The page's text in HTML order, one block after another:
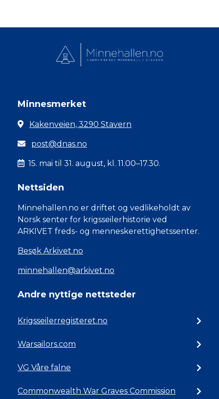
Minnesmerket
Kakenveien, 3290 Stavern
post@dnas.no
15. mai til 31. august, kl. 11.00–17.30.
Nettsiden
Minnehallen.no er driftet og vedlikeholdt av
Norsk senter for krigsseilerhistorie ved
ARKIVET freds- og menneskerettighetssenter.
Besøk Arkivet.no
minnehallen@arkivet.no
Andre nyttige nettsteder
Krigsseilerregisteret.no
Warsailors.com
VG Våre falne
Commonwealth War Graves Commission